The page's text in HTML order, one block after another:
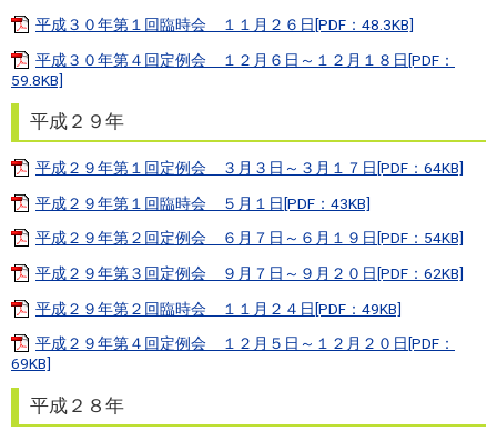
平成３０年第１回臨時会 １１月２６日[PDF：48.3KB]
平成３０年第４回定例会 １２月６日～１２月１８日[PDF：
59.8KB]
平成２９年
平成２９年第１回定例会 ３月３日～３月１７日[PDF：64KB]
平成２９年第１回臨時会 ５月１日[PDF：43KB]
平成２９年第２回定例会 ６月７日～６月１９日[PDF：54KB]
平成２９年第３回定例会 ９月７日～９月２０日[PDF：62KB]
平成２９年第２回臨時会 １１月２４日[PDF：49KB]
平成２９年第４回定例会 １２月５日～１２月２０日[PDF：
69KB]
平成２８年